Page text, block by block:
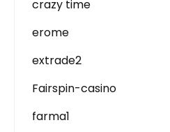
crazy time
erome
extrade2
Fairspin-casino
farma1